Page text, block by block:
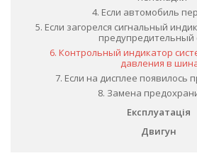
4. Если автомобиль
5. Если загорелся сигнальный
предупредительный
6. Контрольный индикатор
давления в
7. Если на дисплее появилось
8. Замена
Експлуатація
Двигун